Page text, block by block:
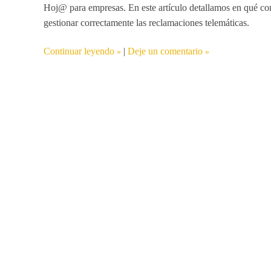
Hoj@ para empresas. En este artículo detallamos en qué
gestionar correctamente las reclamaciones telemáticas.
Continuar leyendo | Deje un comentario